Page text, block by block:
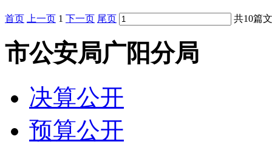
首页 上一页 1 下一页 尾页 共10篇
市公安局广阳分局
决算公开
预算公开